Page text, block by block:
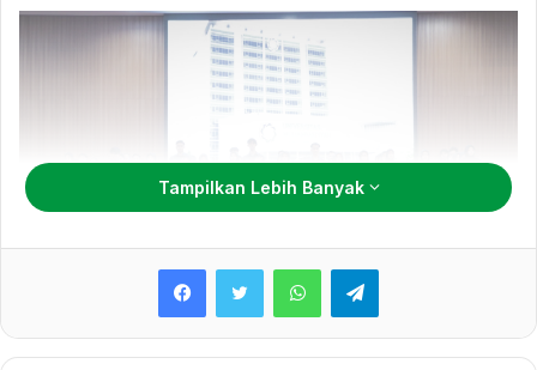
Tampilkan Lebih Banyak
WhatsAppTelegram